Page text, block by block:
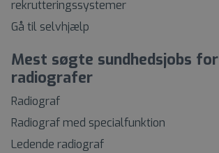
rekrutteringssystemer
Gå til selvhjælp
Mest søgte sundhedsjobs for
radiografer
Radiograf
Radiograf med specialfunktion
Ledende radiograf